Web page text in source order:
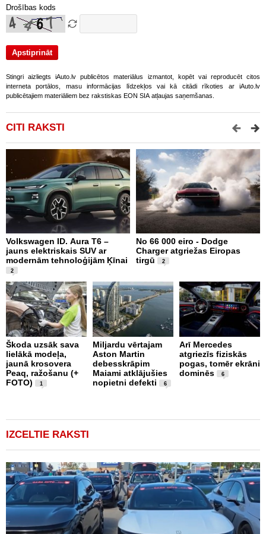
Drošības kods
Stingri aizliegts iAuto.lv publicētos materiālus izmantot, kopēt vai reproducēt citos
interneta portālos, masu informācijas līdzekļos vai kā citādi rīkoties ar iAuto.lv
publicētajiem materiāliem bez rakstiskas EON SIA atļaujas saņemšanas.
CITI RAKSTI
Volkswagen ID. Aura T6 –
jauns elektriskais SUV ar
modernām tehnoloģijām Ķīnai
2
No 66 000 eiro - Dodge
Charger atgriežas Eiropas
tirgū
2
Škoda uzsāk sava
lielākā modeļa,
jaunā krosovera
Peaq, ražošanu (+
FOTO)
1
Miljardu vērtajam
Aston Martin
debesskrāpim
Maiami atklājušies
nopietni defekti
6
Arī Mercedes
atgriezīs fiziskās
pogas, tomēr ekrāni
dominēs
6
IZCELTIE RAKSTI